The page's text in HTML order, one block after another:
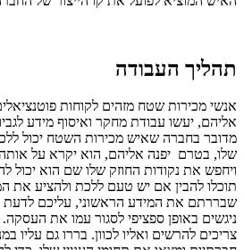
תהליך העבודה
אנשי מכירות שטח מזהים לקוחות
אליהם, יעשו עבודת מחקר ואיסוף מידע
מדובר בחברה שאיש מכירות השטח יכול
שלו, בטרם יפנה אליהם, הוא יקרא על
ויחפש את נקודות החוזק שלו שם הוא יכול
תוכלו להבין אם יש טעם ללכת ולהציע את
שבררתם את המידע הראשוני, עליכם לדעת
ניגשים באופן ספציפי לסגור עמו את
צריכים להרשים ואליו לכוון. בררו גם עליו